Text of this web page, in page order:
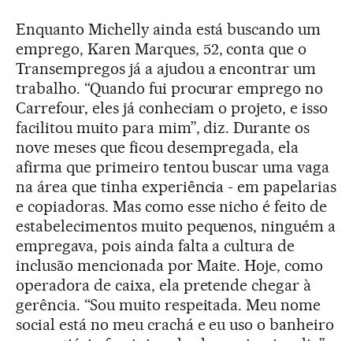
Enquanto Michelly ainda está buscando um
emprego, Karen Marques, 52, conta que o
Transempregos já a ajudou a encontrar um
trabalho. “Quando fui procurar emprego no
Carrefour, eles já conheciam o projeto, e isso
facilitou muito para mim”, diz. Durante os
nove meses que ficou desempregada, ela
afirma que primeiro tentou buscar uma vaga
na área que tinha experiência - em papelarias
e copiadoras. Mas como esse nicho é feito de
estabelecimentos muito pequenos, ninguém a
empregava, pois ainda falta a cultura de
inclusão mencionada por Maite. Hoje, como
operadora de caixa, ela pretende chegar à
gerência. “Sou muito respeitada. Meu nome
social está no meu crachá e eu uso o banheiro